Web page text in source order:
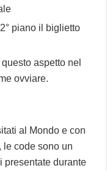
piano il biglietto
aspetto nel
ovviare.
al Mondo e con
le code sono un
presentate durante